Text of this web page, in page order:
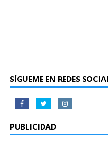
SÍGUEME EN REDES
PUBLICIDAD